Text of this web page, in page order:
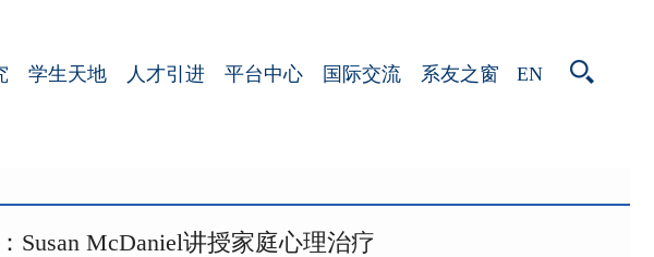
学生天地 人才引进 平台中心 国际交流 系友之窗 EN
Susan McDaniel讲授家庭心理治疗